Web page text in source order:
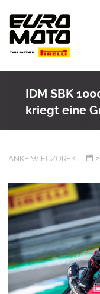
content
IDM SBK
kriegt eine
ANKE WIECZOREK